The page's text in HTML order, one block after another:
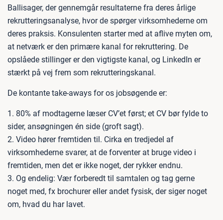
Ballisager, der gennemgår resultaterne fra deres årlige
rekrutteringsanalyse, hvor de spørger virksomhederne om
deres praksis. Konsulenten starter med at aflive myten om,
at netværk er den primære kanal for rekruttering. De
opslåede stillinger er den vigtigste kanal, og LinkedIn er
stærkt på vej frem som rekrutteringskanal.
De kontante take-aways for os jobsøgende er:
1. 80% af modtagerne læser CV’et først; et CV bør fylde to
sider, ansøgningen én side (groft sagt).
2. Video hører fremtiden til. Cirka en tredjedel af
virksomhederne svarer, at de forventer at bruge video i
fremtiden, men det er ikke noget, der rykker endnu.
3. Og endelig: Vær forberedt til samtalen og tag gerne
noget med, fx brochurer eller andet fysisk, der siger noget
om, hvad du har lavet.